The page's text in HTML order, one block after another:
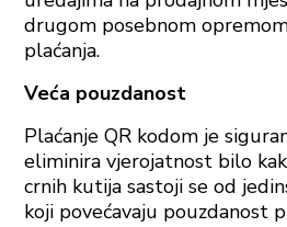
drugom posebnom
plaćanja.
Veća pouzdanost
Plaćanje QR kodom je
eliminira vjerojatnost bilo
crnih kutija sastoji se od
koji povećavaju pouzdanost